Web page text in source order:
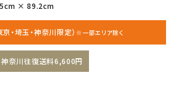
× 89.2cm
・埼玉・神奈川限定） ※一部エリア除く
神奈川往復送料6,600円